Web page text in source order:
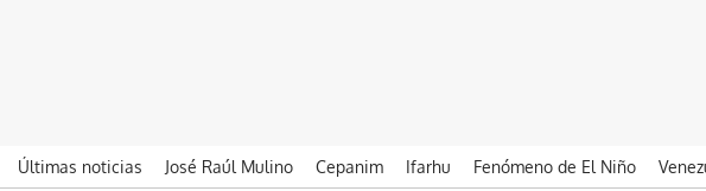
Últimas noticias José Raúl Mulino Cepanim Ifarhu Fenómeno de El Niño